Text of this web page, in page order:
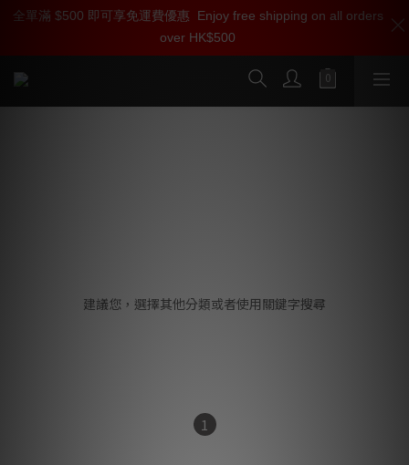
建議您，選擇其他分類或者使用關鍵字搜尋
1
加入雅詠尊尚會員，即享【$1000迎新購物金】【點數回贈 1點數
=1HKD】 獨家會員價
全單滿 $500 即可享免運費優惠
Enjoy free shipping on all orders
over HK$500